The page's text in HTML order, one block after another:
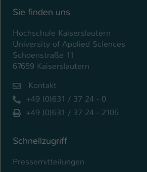
Sie finden uns
Hochschule Kaiserslautern
University of Applied Sciences
Schoenstraße 11
67659 Kaiserslautern
Kontakt
+49 (0)631 / 37 24 - 0
+49 (0)631 / 37 24 - 2105
Schnellzugriff
Pressemitteilungen